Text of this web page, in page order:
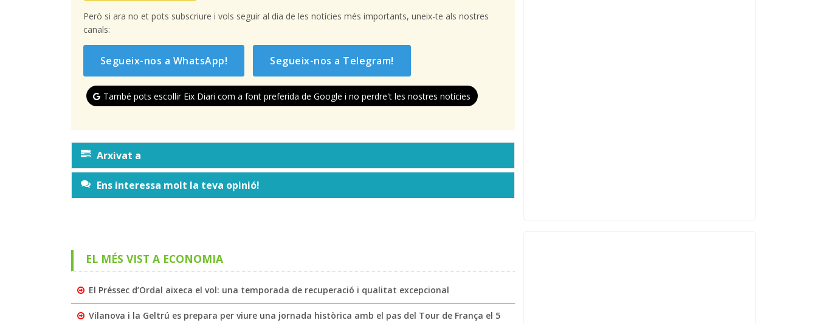
Però si ara no et pots subscriure i vols seguir al dia de les notícies més importants, uneix-te als nostres
canals:
Segueix-nos a WhatsApp! Segueix-nos a Telegram!
També pots escollir Eix Diari com a font preferida de Google i no perdre't les nostres notícies
Arxivat a
Ens interessa molt la teva opinió!
EL MÉS VIST A ECONOMIA
El Préssec d’Ordal aixeca el vol: una temporada de recuperació i qualitat excepcional
Vilanova i la Geltrú es prepara per viure una jornada històrica amb el pas del Tour de França el 5